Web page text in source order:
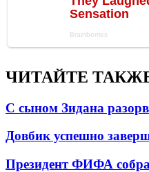
ЧИТАЙТЕ
С сыном Зидана
Довбик успешно
Президент ФИФА